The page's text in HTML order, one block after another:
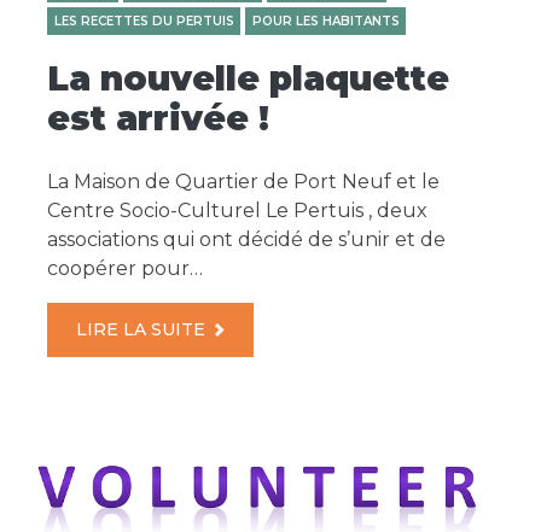
LES RECETTES DU PERTUIS POUR LES HABITANTS
La nouvelle plaquette
est arrivée !
La Maison de Quartier de Port Neuf et le
Centre Socio-Culturel Le Pertuis , deux
associations qui ont décidé de s’unir et de
coopérer pour…
LIRE LA SUITE